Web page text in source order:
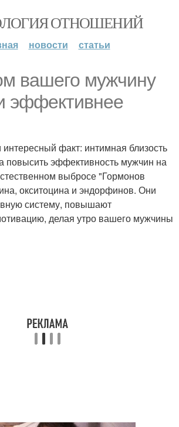
ОТНОШЕНИЙ
новости статьи
вашего мужчину
эффективнее
факт: интимная близость
повысить эффективность мужчин на
выбросе "Гормонов
окситоцина и эндорфинов. Они
систему, повышают
делая утро вашего мужчины